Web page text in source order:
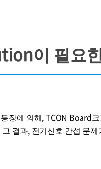
이 필요
장에 의해, TCON Board
결과, 전기신호 간섭 문